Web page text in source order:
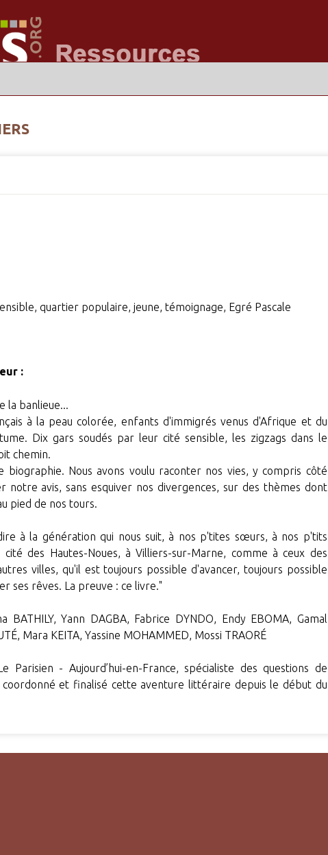
quartier populaire, jeune, témoignage, Egré Pascale
:
la banlieue...
à la peau colorée, enfants d'immigrés venus d'Afrique et du
Dix gars soudés par leur cité sensible, les zigzags dans le
chemin.
biographie. Nous avons voulu raconter nos vies, y compris côté
notre avis, sans esquiver nos divergences, sur des thèmes dont
pied de nos tours.
à la génération qui nous suit, à nos p'tites sœurs, à nos p'tits
des Hautes-Noues, à Villiers-sur-Marne, comme à ceux des
villes, qu'il est toujours possible d'avancer, toujours possible
ses rêves. La preuve : ce livre."
BATHILY, Yann DAGBA, Fabrice DYNDO, Endy EBOMA, Gamal
Mara KEITA, Yassine MOHAMMED, Mossi TRAORÉ
Parisien - Aujourd’hui-en-France, spécialiste des questions de
coordonné et finalisé cette aventure littéraire depuis le début du